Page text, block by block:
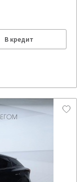
В кредит